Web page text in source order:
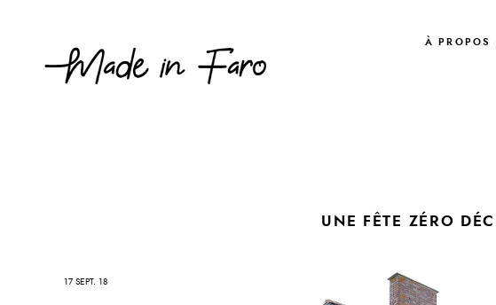
À PROPOS
17 SEPT. 18
UNE FÊTE ZÉRO